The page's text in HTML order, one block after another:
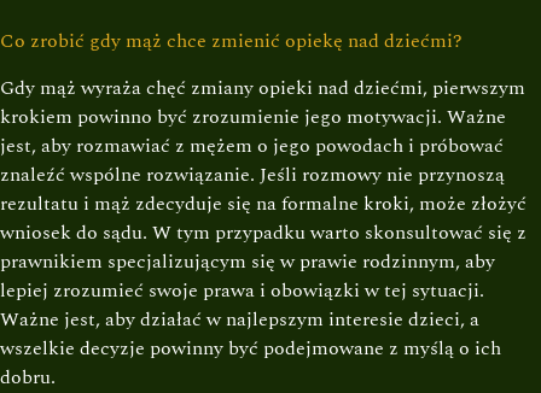
Co zrobić gdy mąż chce zmienić opiekę nad dziećmi?
Gdy mąż wyraża chęć zmiany opieki nad dziećmi, pierwszym
krokiem powinno być zrozumienie jego motywacji. Ważne
jest, aby rozmawiać z mężem o jego powodach i próbować
znaleźć wspólne rozwiązanie. Jeśli rozmowy nie przynoszą
rezultatu i mąż zdecyduje się na formalne kroki, może złożyć
wniosek do sądu. W tym przypadku warto skonsultować się z
prawnikiem specjalizującym się w prawie rodzinnym, aby
lepiej zrozumieć swoje prawa i obowiązki w tej sytuacji.
Ważne jest, aby działać w najlepszym interesie dzieci, a
wszelkie decyzje powinny być podejmowane z myślą o ich
dobru.